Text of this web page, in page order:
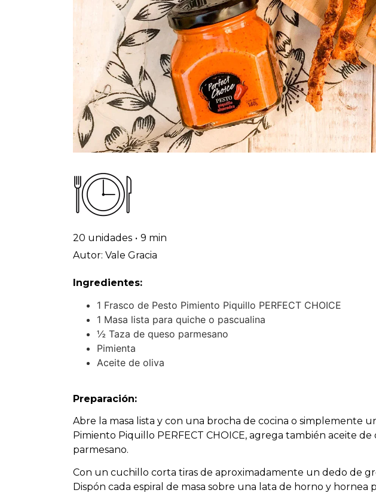
20 unidades • 9 min
Autor: Vale Gracia
Ingredientes:
1 Frasco de Pesto Pimiento Piquillo PERFECT CHOICE
1 Masa lista para quiche o pascualina
½ Taza de queso parmesano
Pimienta
Aceite de oliva
Preparación:
Abre la masa lista y con una brocha de cocina o simplemente
Pimiento Piquillo PERFECT CHOICE, agrega también aceite
parmesano.
Con un cuchillo corta tiras de aproximadamente un dedo de
Dispón cada espiral de masa sobre una lata de horno y hornea